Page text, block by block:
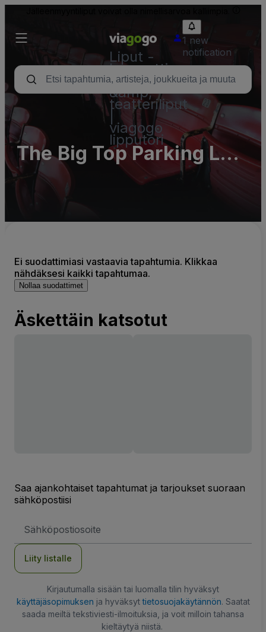
Liput -
konsertti,
urheilu
&amp;
teatteriliput
viagogo
lipputori
1 new
notification
The Big Top Parking Lots
(InActive)
Ei suodattimiasi vastaavia tapahtumia. Klikkaa
nähdäksesi kaikki tapahtumaa.
Nollaa suodattimet
Äskettäin katsotut
Saa ajankohtaiset tapahtumat ja tarjoukset suoraan
sähköpostiisi
Liity listalle
Kirjautumalla sisään tai luomalla tilin hyväksyt
käyttäjäsopimuksen ja hyväksyttietosuojakäytännön. Saatat
saada meiltä tekstiviesti-ilmoituksia, ja voit milloin tahansa
kieltäytyä niistä.